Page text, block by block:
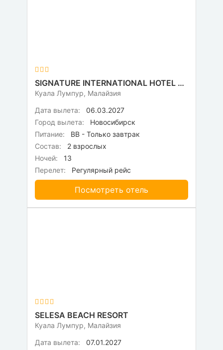
SIGNATURE INTERNATIONAL HOTEL CHINA TOWN
Куала Лумпур, Малайзия
Дата вылета:
06.03.2027
Город вылета:
Новосибирск
Питание:
BB - Только завтрак
Состав:
2 взрослых
Ночей:
13
Перелет:
Регулярный рейс
Посмотреть отель
SELESA BEACH RESORT
Куала Лумпур, Малайзия
Дата вылета:
07.01.2027